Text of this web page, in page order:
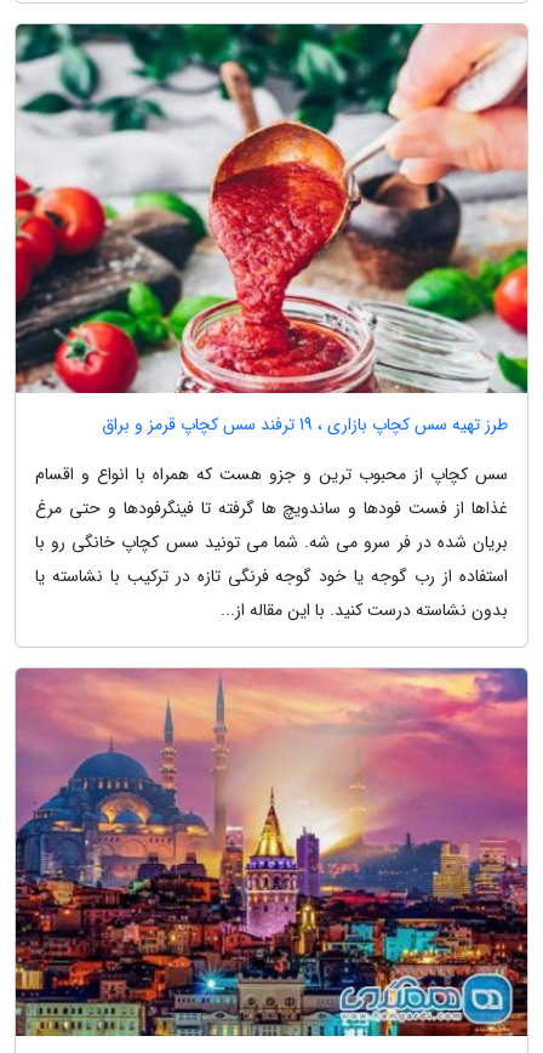
طرز تهیه سس کچاپ بازاری ، 19 ترفند سس کچاپ قرمز و براق
سس کچاپ از محبوب ترین و جزو هست که همراه با انواع و اقسام
غذاها از فست فودها و ساندویچ ها گرفته تا فینگرفودها و حتی مرغ
بریان شده در فر سرو می شه. شما می تونید سس کچاپ خانگی رو با
استفاده از رب گوجه یا خود گوجه فرنگی تازه در ترکیب با نشاسته یا
بدون نشاسته درست کنید. با این مقاله از...